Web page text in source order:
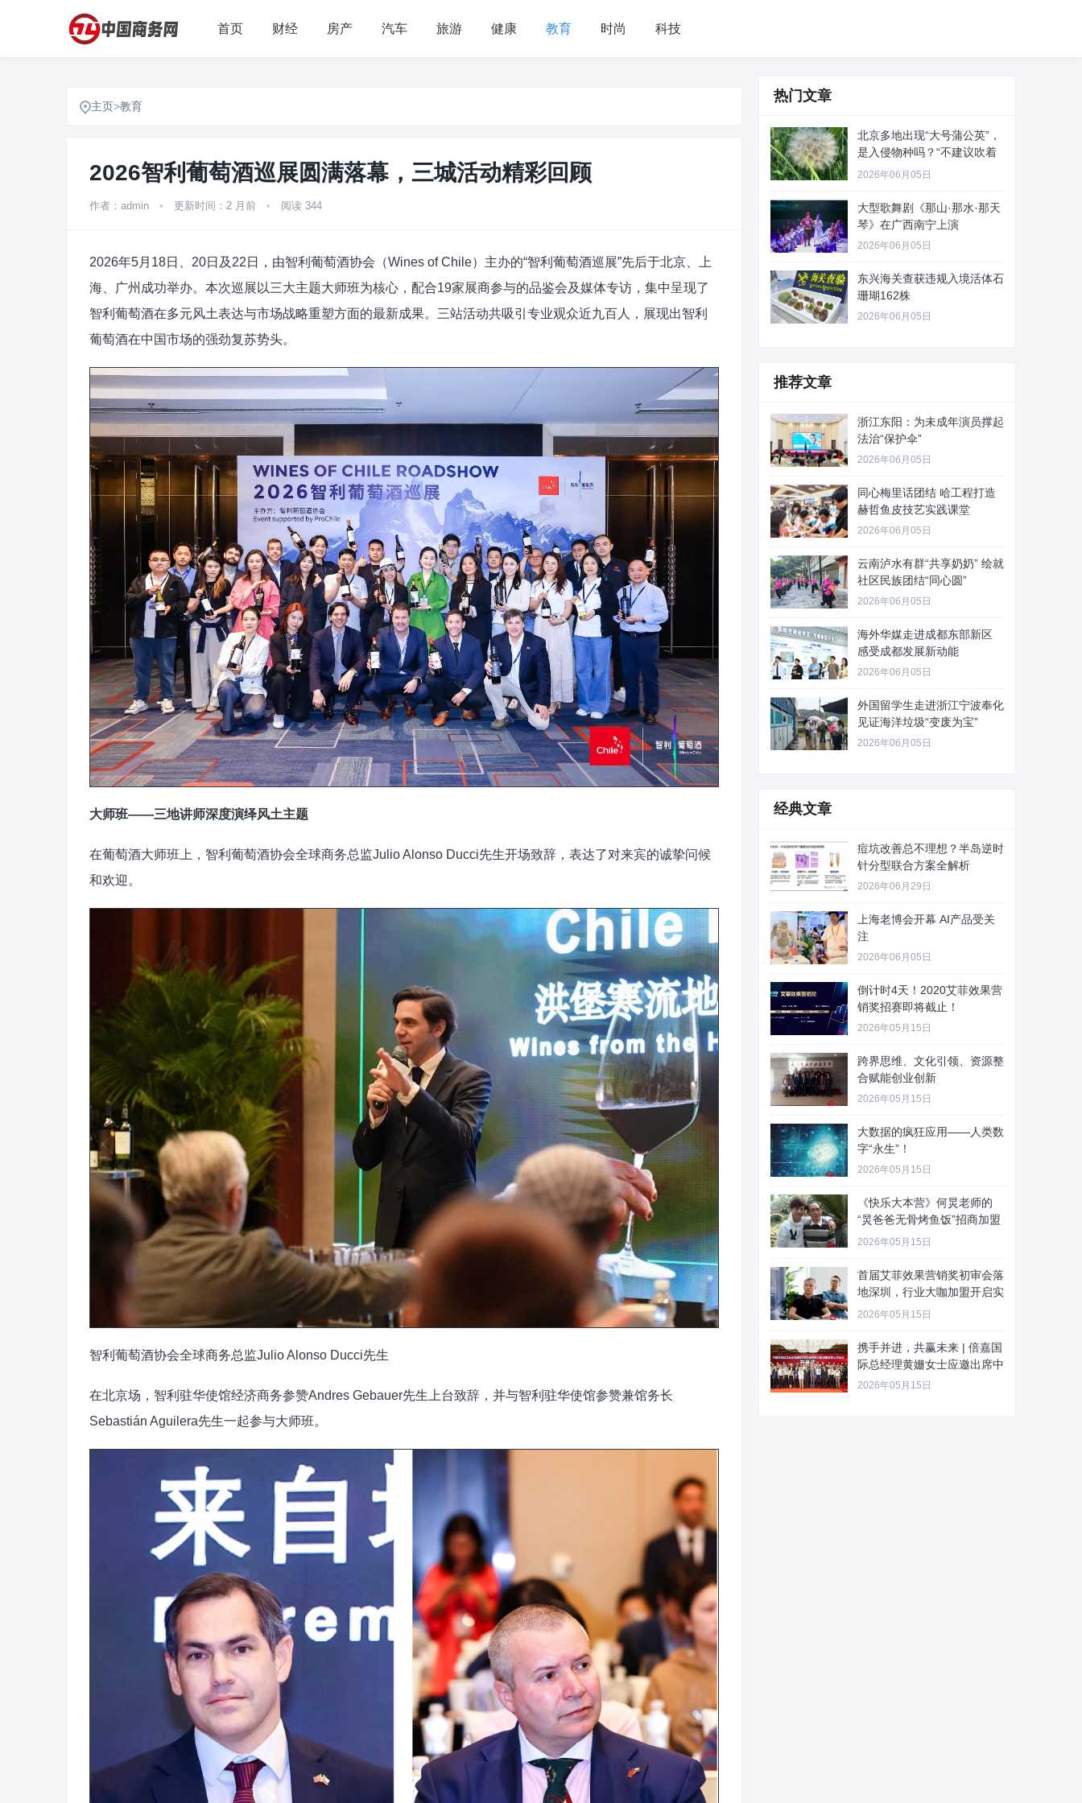
首页 财经 房产 汽车 旅游 健康 教育 时尚 科技
主页>教育
2026智利葡萄酒巡展圆满落幕，三城活动精彩回顾
作者：admin • 更新时间：2 月前 • 阅读 344
2026年5月18日、20日及22日，由智利葡萄酒协会（Wines of Chile）主办的“智利葡萄酒巡展”先后于北京、上
海、广州成功举办。本次巡展以三大主题大师班为核心，配合19家展商参与的品鉴会及媒体专访，集中呈现了
智利葡萄酒在多元风土表达与市场战略重塑方面的最新成果。三站活动共吸引专业观众近九百人，展现出智利
葡萄酒在中国市场的强劲复苏势头。
大师班——三地讲师深度演绎风土主题
在葡萄酒大师班上，智利葡萄酒协会全球商务总监Julio Alonso Ducci先生开场致辞，表达了对来宾的诚挚问候
和欢迎。
智利葡萄酒协会全球商务总监Julio Alonso Ducci先生
在北京场，智利驻华使馆经济商务参赞Andres Gebauer先生上台致辞，并与智利驻华使馆参赞兼馆务长
Sebastián Aguilera先生一起参与大师班。
热门文章
北京多地出现“大号蒲公英”，
是入侵物种吗？“不建议吹着
玩
2026年06月05日
大型歌舞剧《那山·那水·那天
琴》在广西南宁上演
2026年06月05日
东兴海关查获违规入境活体石
珊瑚162株
2026年06月05日
推荐文章
浙江东阳：为未成年演员撑起
法治“保护伞”
2026年06月05日
同心梅里话团结 哈工程打造
赫哲鱼皮技艺实践课堂
2026年06月05日
云南泸水有群“共享奶奶” 绘就
社区民族团结“同心圆”
2026年06月05日
海外华媒走进成都东部新区
感受成都发展新动能
2026年06月05日
外国留学生走进浙江宁波奉化
见证海洋垃圾“变废为宝”
2026年06月05日
经典文章
痘坑改善总不理想？半岛逆时
针分型联合方案全解析
2026年06月29日
上海老博会开幕 AI产品受关
注
2026年06月05日
倒计时4天！2020艾菲效果营
销奖招赛即将截止！
2026年05月15日
跨界思维、文化引领、资源整
合赋能创业创新
2026年05月15日
大数据的疯狂应用——人类数
字“永生”！
2026年05月15日
《快乐大本营》何炅老师的
“炅爸爸无骨烤鱼饭”招商加盟
啦
2026年05月15日
首届艾菲效果营销奖初审会落
地深圳，行业大咖加盟开启实
效新
2026年05月15日
携手并进，共赢未来 | 倍嘉国
际总经理黄姗女士应邀出席中
2026年05月15日